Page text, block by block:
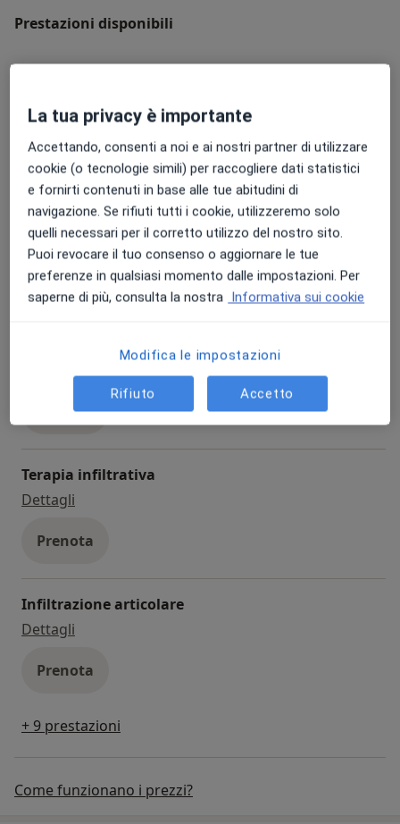
Prestazioni disponibili
Dettaglimesoterapia
Prenota
Visita fisiatrica
Da 100 €
Dettaglivisita fisiatrica
Prenota
Prima visita fisiatrica
prima visita fisiatrica
Prenota
Terapia infiltrativa
Dettagli
Prenota
Infiltrazione articolare
Dettagli
Prenota
+ 9 prestazioni
Come funzionano i prezzi?
La tua privacy è importante
Accettando, consenti a noi e ai nostri partner di utilizzare
cookie (o tecnologie simili) per raccogliere dati statistici
e fornirti contenuti in base alle tue abitudini di
navigazione. Se rifiuti tutti i cookie, utilizzeremo solo
quelli necessari per il corretto utilizzo del nostro sito.
Puoi revocare il tuo consenso o aggiornare le tue
preferenze in qualsiasi momento dalle impostazioni. Per
saperne di più, consulta la nostra Informativa sui cookie
Modifica le impostazioni
Rifiuto Accetto